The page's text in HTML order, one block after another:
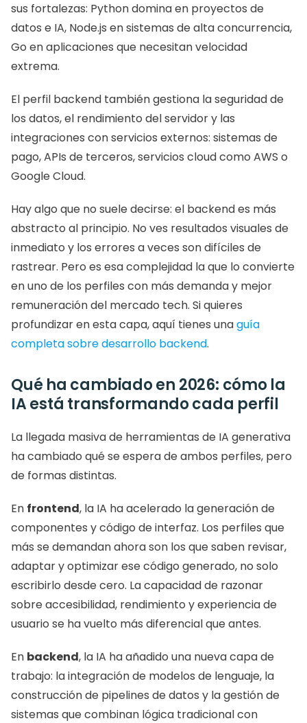
sus fortalezas: Python domina en proyectos de
datos e IA, Node.js en sistemas de alta concurrencia,
Go en aplicaciones que necesitan velocidad
extrema.
El perfil backend también gestiona la seguridad de
los datos, el rendimiento del servidor y las
integraciones con servicios externos: sistemas de
pago, APIs de terceros, servicios cloud como AWS o
Google Cloud.
Hay algo que no suele decirse: el backend es más
abstracto al principio. No ves resultados visuales de
inmediato y los errores a veces son difíciles de
rastrear. Pero es esa complejidad la que lo convierte
en uno de los perfiles con más demanda y mejor
remuneración del mercado tech. Si quieres
profundizar en esta capa, aquí tienes una guía
completa sobre desarrollo backend.
Qué ha cambiado en 2026: cómo la
IA está transformando cada perfil
La llegada masiva de herramientas de IA generativa
ha cambiado qué se espera de ambos perfiles, pero
de formas distintas.
En frontend, la IA ha acelerado la generación de
componentes y código de interfaz. Los perfiles que
más se demandan ahora son los que saben revisar,
adaptar y optimizar ese código generado, no solo
escribirlo desde cero. La capacidad de razonar
sobre accesibilidad, rendimiento y experiencia de
usuario se ha vuelto más diferencial que antes.
En backend, la IA ha añadido una nueva capa de
trabajo: la integración de modelos de lenguaje, la
construcción de pipelines de datos y la gestión de
sistemas que combinan lógica tradicional con